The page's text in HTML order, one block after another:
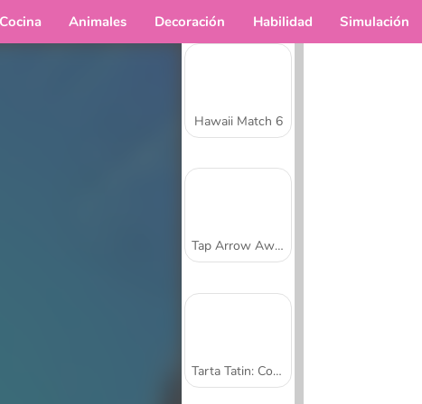
Cocina Animales Decoración Habilidad Simulación
Hawaii Match 6
Tap Arrow Away
Tarta Tatin: Cocina con Sara